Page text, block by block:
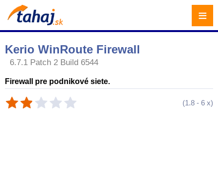
Kerio WinRoute Firewall
6.7.1 Patch 2 Build 6544
Firewall pre podnikové siete.
(1.8 - 6 x)
≡